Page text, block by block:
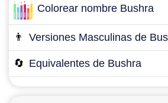
Colorear nombre Bushra
👨 Versiones Masculinas de
🔄 Equivalentes de Bushra